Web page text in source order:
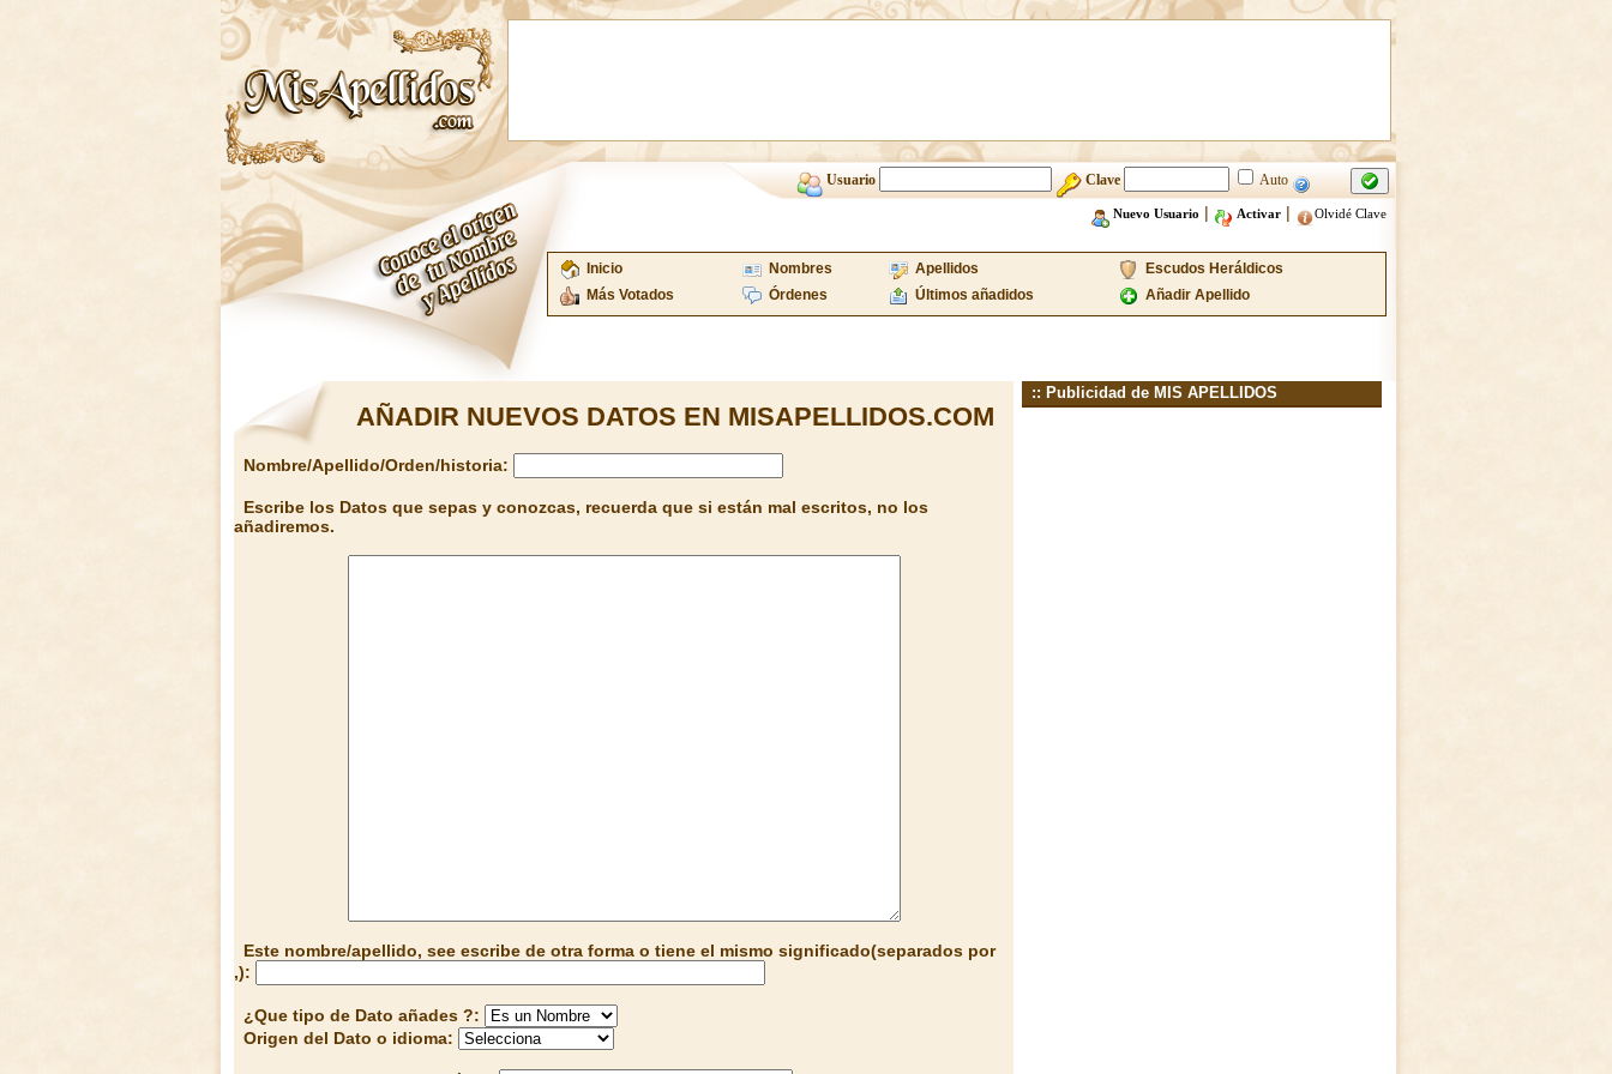
Usuario Clave Auto
Nuevo Usuario | Activar| Olvidé Clave
Inicio Nombres Apellidos
Escudos Heráldicos
Más Votados
Órdenes Últimos añadidos Añadir Apellido
AÑADIR NUEVOS DATOS EN MISAPELLIDOS.COM
Nombre/Apellido/Orden/historia:
Escribe los Datos que sepas y conozcas, recuerda que si están mal escritos, no los
añadiremos.
Este nombre/apellido, see escribe de otra forma o tiene el mismo significado(separados por
,):
¿Que tipo de Dato añades ?:
Origen del Dato o idioma:
:: Publicidad de MIS APELLIDOS